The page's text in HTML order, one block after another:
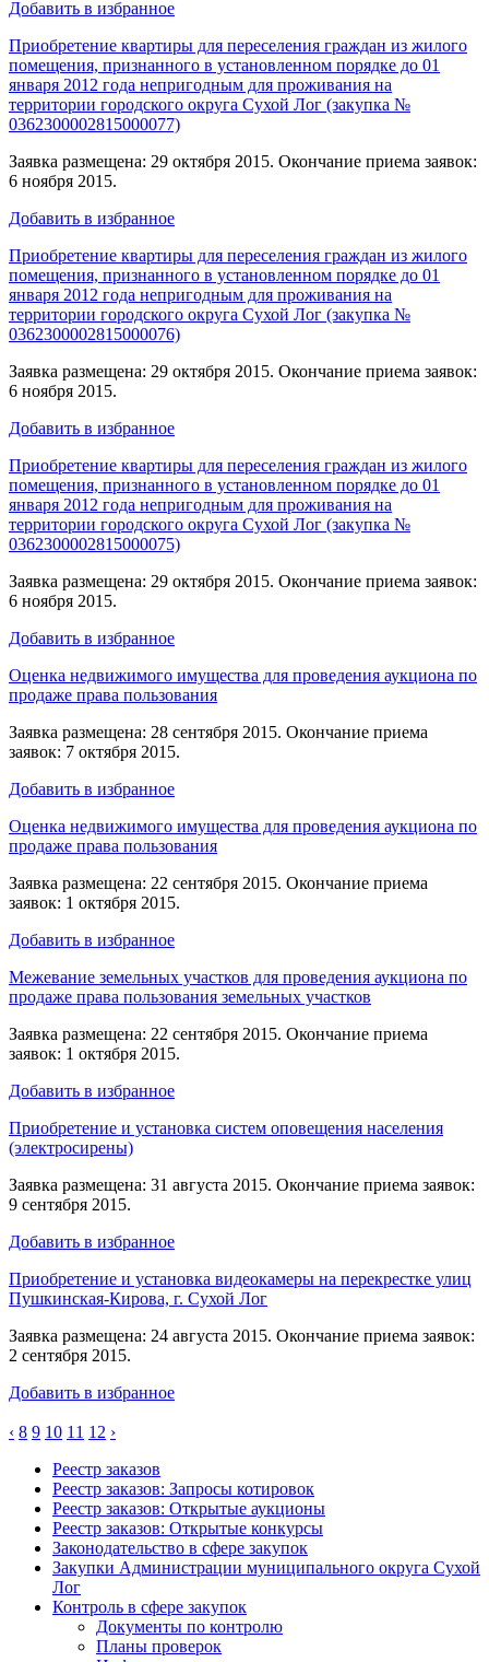
Добавить в избранное
Приобретение квартиры для переселения граждан из жилого
помещения, признанного в установленном порядке до 01
января 2012 года непригодным для проживания на
территории городского округа Сухой Лог (закупка №
0362300002815000077)
Заявка размещена: 29 октября 2015. Окончание приема заявок:
6 ноября 2015.
Добавить в избранное
Приобретение квартиры для переселения граждан из жилого
помещения, признанного в установленном порядке до 01
января 2012 года непригодным для проживания на
территории городского округа Сухой Лог (закупка №
0362300002815000076)
Заявка размещена: 29 октября 2015. Окончание приема заявок:
6 ноября 2015.
Добавить в избранное
Приобретение квартиры для переселения граждан из жилого
помещения, признанного в установленном порядке до 01
января 2012 года непригодным для проживания на
территории городского округа Сухой Лог (закупка №
0362300002815000075)
Заявка размещена: 29 октября 2015. Окончание приема заявок:
6 ноября 2015.
Добавить в избранное
Оценка недвижимого имущества для проведения аукциона по
продаже права пользования
Заявка размещена: 28 сентября 2015. Окончание приема
заявок: 7 октября 2015.
Добавить в избранное
Оценка недвижимого имущества для проведения аукциона по
продаже права пользования
Заявка размещена: 22 сентября 2015. Окончание приема
заявок: 1 октября 2015.
Добавить в избранное
Межевание земельных участков для проведения аукциона по
продаже права пользования земельных участков
Заявка размещена: 22 сентября 2015. Окончание приема
заявок: 1 октября 2015.
Добавить в избранное
Приобретение и установка систем оповещения населения
(электросирены)
Заявка размещена: 31 августа 2015. Окончание приема заявок:
9 сентября 2015.
Добавить в избранное
Приобретение и установка видеокамеры на перекрестке улиц
Пушкинская-Кирова, г. Сухой Лог
Заявка размещена: 24 августа 2015. Окончание приема заявок:
2 сентября 2015.
Добавить в избранное
‹ 8 9 10 11 12 ›
Реестр заказов
Реестр заказов: Запросы котировок
Реестр заказов: Открытые аукционы
Реестр заказов: Открытые конкурсы
Законодательство в сфере закупок
Закупки Администрации муниципального округа Сухой
Лог
Контроль в сфере закупок
Документы по контролю
Планы проверок